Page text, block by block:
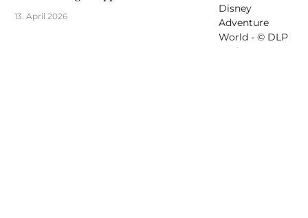
13. April 2026